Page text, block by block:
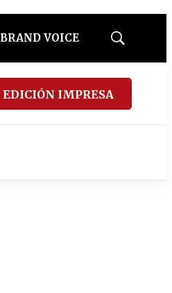
BRAND VOICE
Mostrar
EDICIÓN IMPRESA